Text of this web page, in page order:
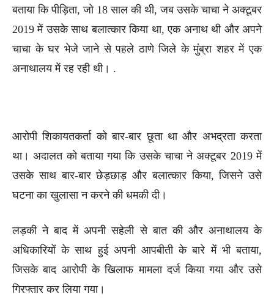
बताया कि पीड़िता, जो 18 साल की थी, जब उसके चाचा ने अक्टूबर
2019 में उसके साथ बलात्कार किया था, एक अनाथ थी और अपने
चाचा के घर भेजे जाने से पहले ठाणे जिले के मुंब्रा शहर में एक
अनाथालय में रह रही थी। .
आरोपी शिकायतकर्ता को बार-बार छूता था और अभद्रता करता
था। अदालत को बताया गया कि उसके चाचा ने अक्टूबर 2019 में
उसके साथ बार-बार छेड़छाड़ और बलात्कार किया, जिसने उसे
घटना का खुलासा न करने की धमकी दी।
लड़की ने बाद में अपनी सहेली से बात की और अनाथालय के
अधिकारियों के साथ हुई अपनी आपबीती के बारे में भी बताया,
जिसके बाद आरोपी के खिलाफ मामला दर्ज किया गया और उसे
गिरफ्तार कर लिया गया।